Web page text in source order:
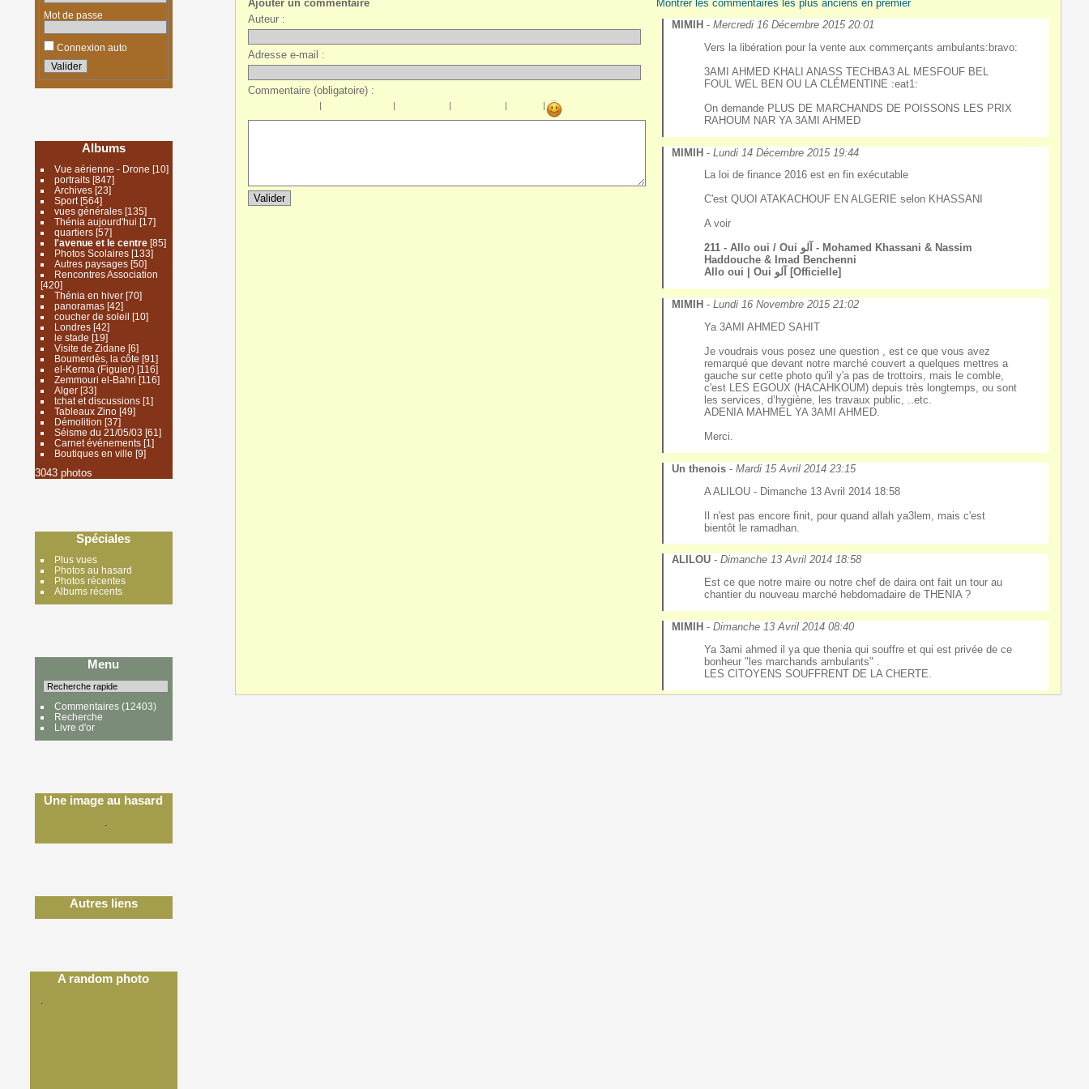
Mot de passe
Connexion auto
Albums
Vue aérienne - Drone [10]
portraits[847]
Archives [23]
Sport[564]
vues générales[135]
Thénia aujourd'hui [17]
quartiers[57]
l'avenue et le centre[85]
Photos Scolaires[133]
Autres paysages[50]
Rencontres Association
[420]
Thénia en hiver[70]
panoramas[42]
coucher de soleil [10]
Londres[42]
le stade [19]
Visite de Zidane [6]
Boumerdès, la côte [91]
el-Kerma (Figuier)[116]
Zemmouri el-Bahri [116]
Alger[33]
tchat et discussions[1]
Tableaux Zino[49]
Démolition [37]
Séisme du 21/05/03 [61]
Carnet événements[1]
Boutiques en ville [9]
3043 photos
Spéciales
Plus vues
Photos au hasard
Photos récentes
Albums récents
Menu
Commentaires(12403)
Recherche
Livre d'or
Une image au hasard
Autres liens
A random photo
Ajouter un commentaire
Auteur :
Adresse e-mail :
Commentaire (obligatoire) :
| | | | |
Montrer les commentaires les plus anciens en premier
MIMIH -Mercredi 16 Décembre 2015 20:01
Vers la libération pour la vente aux commerçants ambulants:bravo:
3AMI AHMED KHALI ANASS TECHBA3 AL MESFOUF BEL
FOUL WEL BEN OU LA CLÉMENTINE :eat1:
On demande PLUS DE MARCHANDS DE POISSONS LES PRIX
RAHOUM NAR YA 3AMI AHMED
MIMIH -Lundi 14 Décembre 2015 19:44
La loi de finance 2016 est en fin exécutable
C'est QUOI ATAKACHOUF EN ALGERIE selon KHASSANI
A voir
211 - Allo oui / Oui آلو - Mohamed Khassani & Nassim
Haddouche & Imad Benchenni
Allo oui | Oui آلو [Officielle]
MIMIH -Lundi 16 Novembre 2015 21:02
Ya 3AMI AHMED SAHIT
Je voudrais vous posez une question , est ce que vous avez
remarqué que devant notre marché couvert a quelques mettres a
gauche sur cette photo qu'il y'a pas de trottoirs, mais le comble,
c'est LES EGOUX (HACAHKOUM) depuis très longtemps, ou sont
les services, d’hygiène, les travaux public, ..etc.
ADENIA MAHMEL YA 3AMI AHMED.
Merci.
Un thenois -Mardi 15 Avril 2014 23:15
A ALILOU - Dimanche 13 Avril 2014 18:58
Il n'est pas encore finit, pour quand allah ya3lem, mais c'est
bientôt le ramadhan.
ALILOU -Dimanche 13 Avril 2014 18:58
Est ce que notre maire ou notre chef de daira ont fait un tour au
chantier du nouveau marché hebdomadaire de THENIA ?
MIMIH -Dimanche 13 Avril 2014 08:40
Ya 3ami ahmed il ya que thenia qui souffre et qui est privée de ce
bonheur "les marchands ambulants" .
LES CITOYENS SOUFFRENT DE LA CHERTE.